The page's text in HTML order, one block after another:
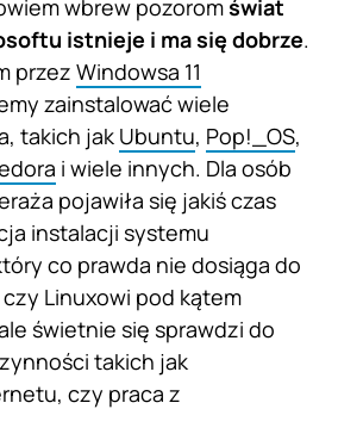
wbrew pozoromświat
istnieje i ma się dobrze.
przez Windowsa 11
zainstalować wiele
takich jak Ubuntu, Pop!_OS,
i wiele innych. Dla osób
pojawiła się jakiś czas
instalacji systemu
co prawda nie dosiąga do
Linuxowi pod kątem
świetnie się sprawdzi do
takich jak
czy praca z